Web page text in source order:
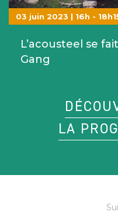
03 juin 2023 | 16h -
L’acousteel se
Gang
LA